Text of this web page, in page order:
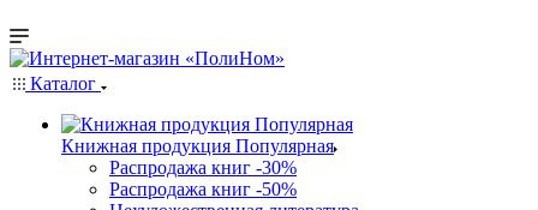
Каталог
Книжная продукция Популярная
Распродажа книг -30%
Распродажа книг -50%